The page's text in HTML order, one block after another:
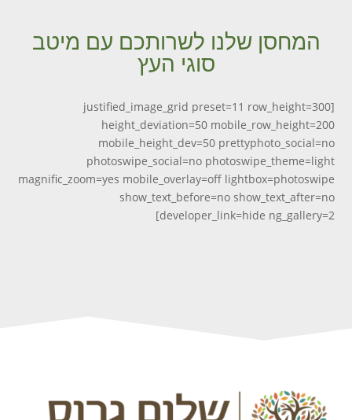
המחסן שלנו לשרותכם עם מיטב
סוגי העץ
[justified_image_grid preset=11 row_height=300
height_deviation=50 mobile_row_height=200
mobile_height_dev=50 prettyphoto_social=no
photoswipe_social=no photoswipe_theme=light
magnific_zoom=yes mobile_overlay=off lightbox=photoswipe
show_text_before=no show_text_after=no
developer_link=hide ng_gallery=2]